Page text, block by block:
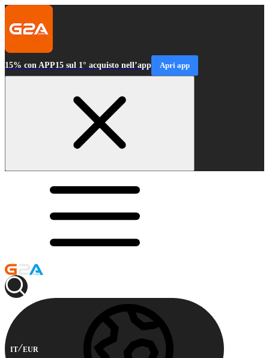
15% con APP15 sul 1° acquisto nell’app Apri app
IT EUR